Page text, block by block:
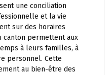
une conciliation
et la vie
sur des horaires
permettent aux
à leurs familles, à
personnel. Cette
au bien-être des